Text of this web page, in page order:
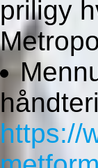
priligy
https://